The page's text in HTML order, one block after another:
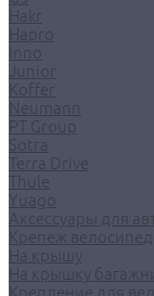
Hakr
Hapro
Inno
Junior
Koffer
Neumann
PT Group
Sotra
Terra Drive
Thule
Yuago
Аксессуары для
Крепеж
На крышу
На крышку